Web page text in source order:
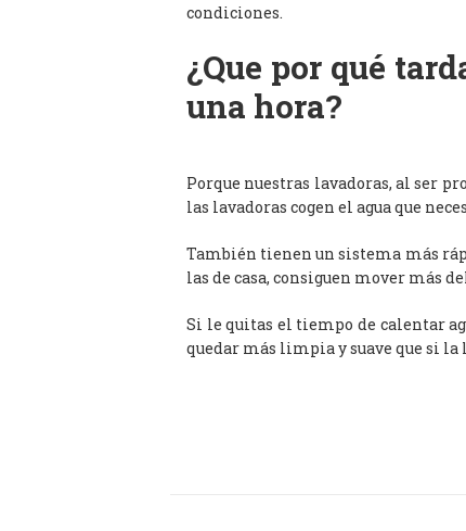
condiciones.
¿Que por qué
una hora?
Porque nuestras lavadoras, al ser
las lavadoras cogen el agua que
También tienen un sistema más
las de casa, consiguen mover más
Si le quitas el tiempo de calentar
quedar más limpia y suave que si la